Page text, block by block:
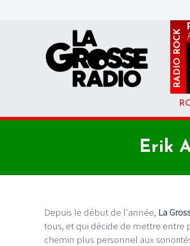
RADIO
ROCK
Erik
Depuis le début de l'année, La
tous, et qui décide de mettre entre
chemin plus personnel aux